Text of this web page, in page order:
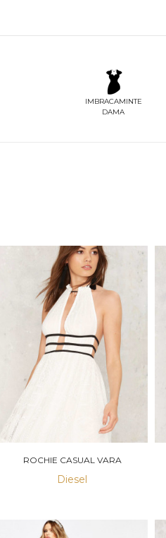
IMBRACAMINTE
DAMA
ROCHIE CASUAL VARA
Diesel